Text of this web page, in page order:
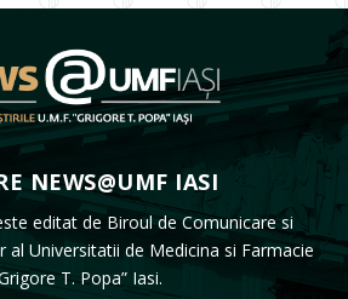
NEWS@UMF IASI
editat de Biroul de Comunicare si
al Universitatii de Medicina si Farmacie
T. Popa” Iasi.